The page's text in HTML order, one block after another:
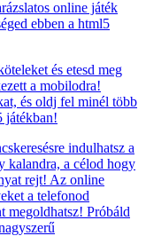
online játék
ebben a html5
és etesd meg
a mobilodra!
és oldj fel minél több
játékban!
indulhatsz a
kalandra, a célod hogy
rejt! Az online
a telefonod
megoldhatsz! Próbáld